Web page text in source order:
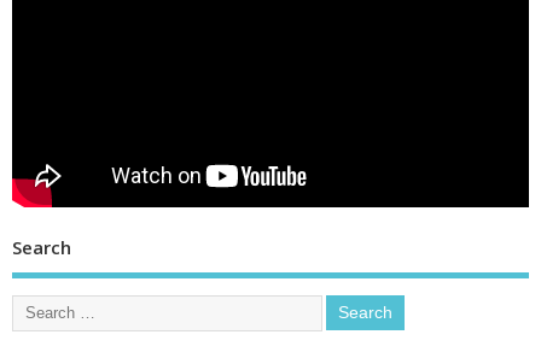
Search